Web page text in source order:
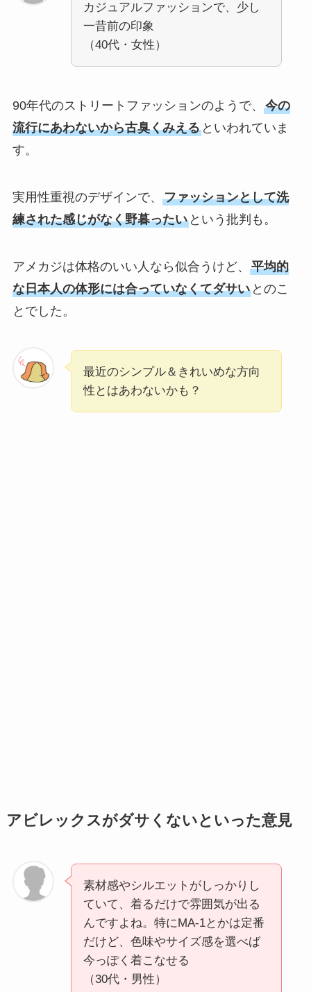
カジュアルファッションで、少し
一昔前の印象
（40代・女性）
90年代のストリートファッションのようで、 今の
流行にあわないから古臭くみえるといわれていま
す。
実用性重視のデザインで、 ファッションとして洗
練された感じがなく野暮ったいという批判も。
アメカジは体格のいい人なら似合うけど、 平均的
な日本人の体形には合っていなくてダサいとのこ
とでした。
最近のシンプル＆きれいめな方向
性とはあわないかも？
アビレックスがダサくないといった意見
素材感やシルエットがしっかりし
ていて、着るだけで雰囲気が出る
んですよね。特にMA-1とかは定番
だけど、色味やサイズ感を選べば
今っぽく着こなせる
（30代・男性）